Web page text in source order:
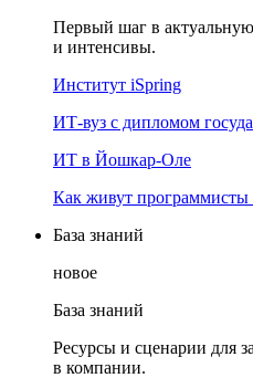
Первый шаг в
и интенсивы.
Институт iSpring
ИТ-вуз с дипломом
ИТ в Йошкар-Оле
Как живут
База знаний
новое
База знаний
Ресурсы и сценарии для
в компании.